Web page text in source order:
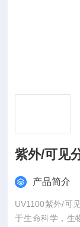
紫外/可见
产品简介
UV1100紫外/可
于生命科学，生